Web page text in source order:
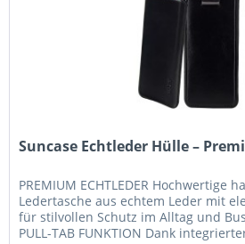
Suncase Echtleder Hülle –
PREMIUM ECHTLEDER Hochwertige
Ledertasche aus echtem Leder mit
für stilvollen Schutz im Alltag und
PULL-TAB FUNKTION Dank